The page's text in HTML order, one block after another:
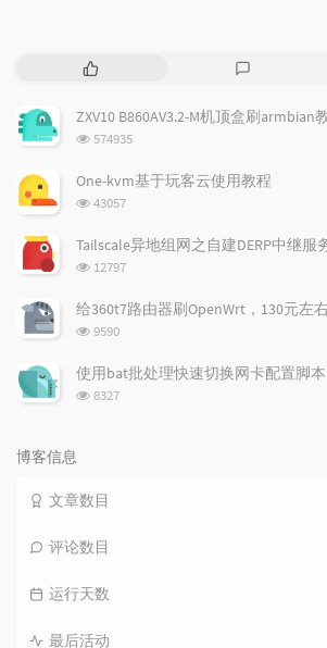
热
文
章
评
论
ZXV10 B860AV3.2-M机顶盒刷armbian
浏
次
574935
One-kvm基于玩客云使用教程
浏
次
43057
Tailscale异地组网之自建DERP中继服
浏
次
12797
浏
次
数:
9590
使用bat批处理快速切换网卡配置脚本
浏
8327
博客信息
文章数目
评论数目
运行天数
最后活动